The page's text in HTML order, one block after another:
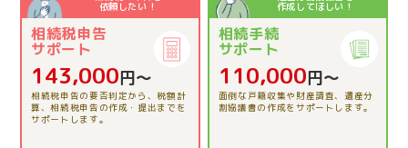
りがとうございました。
【相続税申告】的確にアドバイスをいただき、本当に助
かりました。
依頼したい！
相続税申告
サポート
143,000円〜
相続税申告の要否判定から、税額計
算、相続税申告の作成・提出までを
サポートします。
作成してほしい！
相続手続
サポート
110,000円〜
面倒な戸籍収集や財産調査、遺産分
割協議書の作成をサポートします。